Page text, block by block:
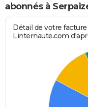
abonnés à
Détail de votre facture
Linternaute.com